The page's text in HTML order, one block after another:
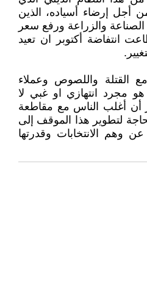
أجل إرضاء أسياده، الذين
الصناعة والزراعة ورفع سعر
انتفاضة أكتوبر ان تعيد
القتلة واللصوص وعملاء
هو مجرد انتهازي او غبي لا
أن أغلب الناس مع مقاطعة
لتطوير هذا الموقف إلى
وهم الانتخابات وقدرتها